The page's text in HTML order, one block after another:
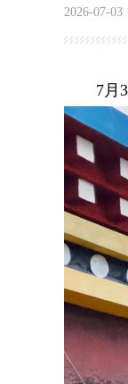
2026-07-03
7月 3